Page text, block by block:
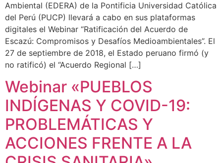
Ambiental (EDERA) de la Pontificia Universidad Católica
del Perú (PUCP) llevará a cabo en sus plataformas
digitales el Webinar “Ratificación del Acuerdo de
Escazú: Compromisos y Desafíos Medioambientales”. El
27 de septiembre de 2018, el Estado peruano firmó (y
no ratificó) el “Acuerdo Regional […]
Webinar «PUEBLOS
INDÍGENAS Y COVID-19:
PROBLEMÁTICAS Y
ACCIONES FRENTE A LA